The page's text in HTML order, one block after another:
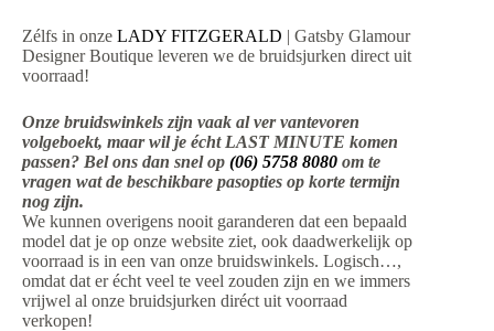
Zélfs in onze LADY FITZGERALD | Gatsby Glamour
Designer Boutique leveren we de bruidsjurken direct uit
voorraad!
Onze bruidswinkels zijn vaak al ver vantevoren
volgeboekt, maar wil je écht LAST MINUTE komen
passen? Bel ons dan snel op (06) 5758 8080 om te
vragen wat de beschikbare pasopties op korte termijn
nog zijn.
We kunnen overigens nooit garanderen dat een bepaald
model dat je op onze website ziet, ook daadwerkelijk op
voorraad is in een van onze bruidswinkels. Logisch…,
omdat dat er écht veel te veel zouden zijn en we immers
vrijwel al onze bruidsjurken diréct uit voorraad
verkopen!